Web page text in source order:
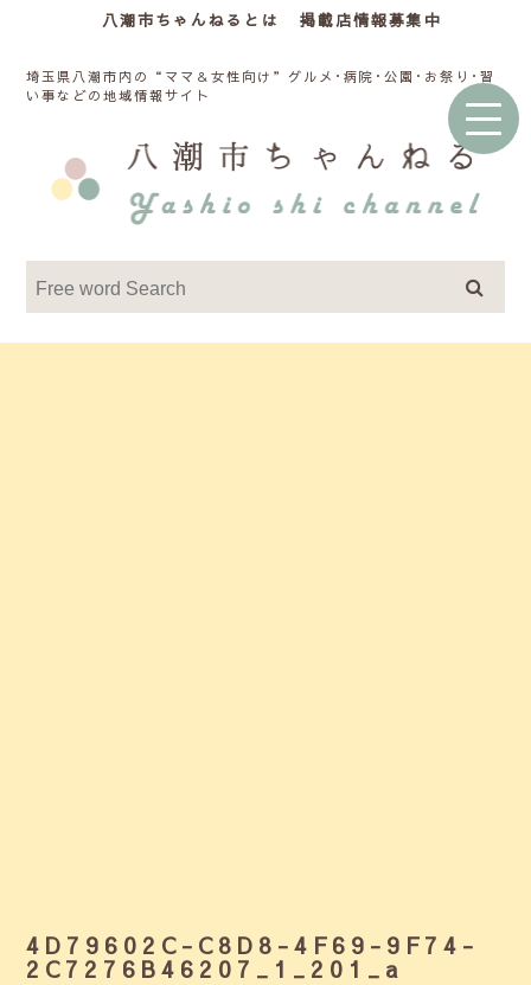
八潮市ちゃんねるとは 掲載店情報募集中
埼玉県八潮市内の“ママ＆女性向け”グルメ･病院･公園･お祭り･習
い事などの地域情報サイト
4D79602C-C8D8-4F69-9F74-
2C7276B46207_1_201_a